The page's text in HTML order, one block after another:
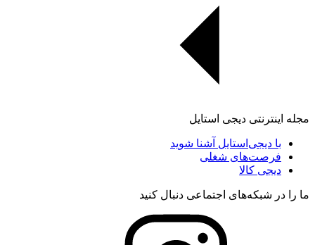
مجله اینترنتی دیجی استایل
با دیجی‌استایل آشنا شوید
فرصت‌های شغلی
دیجی کالا
ما را در شبکه‌های اجتماعی دنبال کنید